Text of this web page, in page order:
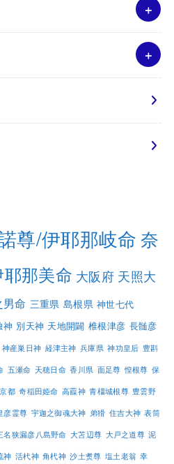
尊/伊耶那岐命 奈
那美命 大阪府 天照大
命 三重県 島根県 神世七代
神 別天神 天地開闢 椎根津彦 長髄彦
神産巣日神 経津主神 兵庫県 神功皇后 豊斟
五瀬命 天穂日命 香川県 面足尊 惶根尊 保
都 奇稲田姫命 高龗神 青橿城根尊 豊雲野
彦霊尊 宇迦之御魂大神 弟猾 住吉大神 表筒
名狭漏彦八島野命 大苫辺尊 大戸之道尊 泥
神 活杙神 角杙神 沙土煑尊 塩土老翁 幸